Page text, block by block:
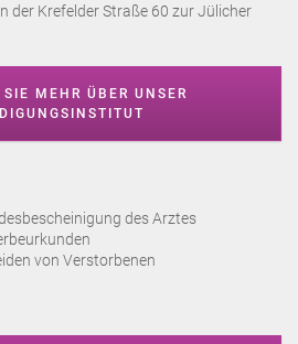
der Krefelder Straße 60 zur Jülicher
SIE MEHR ÜBER UNSER
des Arztes
von Verstorbenen